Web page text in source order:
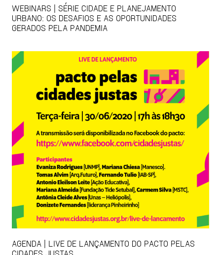
WEBINARS | SÉRIE CIDADE E PLANEJAMENTO
URBANO: OS DESAFIOS E AS OPORTUNIDADES
GERADOS PELA PANDEMIA
AGENDA | LIVE DE LANÇAMENTO DO PACTO PELAS
CIDADES JUSTAS